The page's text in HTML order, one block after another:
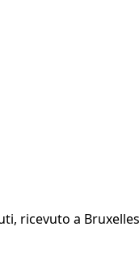
ricevuto a